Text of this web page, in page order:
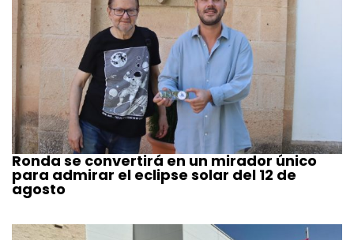
Ronda se convertirá en un mirador único
para admirar el eclipse solar del 12 de
agosto